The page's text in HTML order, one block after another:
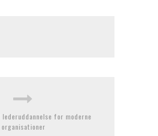
for moderne
organisationer